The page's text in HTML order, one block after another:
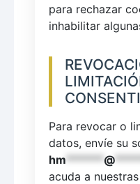
para rechazar
inhabilitar
Para revocar o
datos, envíe su
hm ****** @
acuda a